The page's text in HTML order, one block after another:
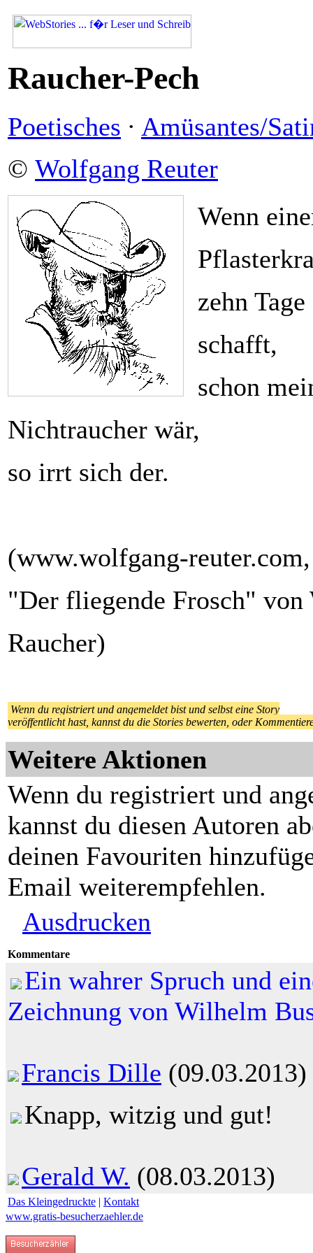
Raucher-Pech
Poetisches · Amüsantes/
© Wolfgang Reuter
Wenn
zehn
schafft,
schon
Nichtraucher wär,
so irrt sich der.
(www.wolfgang-
"Der fliegende Frosch"
Raucher)
Wenn du registriert und angemeldet bist und selbst eine Story
veröffentlicht hast, kannst du die Stories bewerten, oder
Weitere Aktionen
Wenn du registriert und
kannst du diesen Autoren
deinen Favouriten
Email weiterempfehlen.
Ausdrucken
Kommentare
Ein wahrer Spruch und
Zeichnung von Wilhelm
Francis Dille (09.03.2013)
Knapp, witzig und gut!
Gerald W. (08.03.2013)
Das Kleingedruckte | Kontakt
www.gratis-besucherzaehler.de